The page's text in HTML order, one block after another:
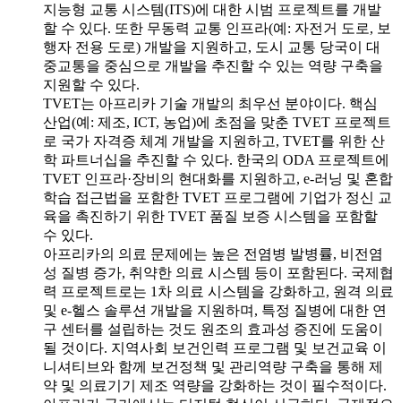
지능형 교통 시스템(ITS)에 대한 시범 프로젝트를 개발
할 수 있다. 또한 무동력 교통 인프라(예: 자전거 도로, 보
행자 전용 도로) 개발을 지원하고, 도시 교통 당국이 대
중교통을 중심으로 개발을 추진할 수 있는 역량 구축을
지원할 수 있다.
TVET는 아프리카 기술 개발의 최우선 분야이다. 핵심
산업(예: 제조, ICT, 농업)에 초점을 맞춘 TVET 프로젝트
로 국가 자격증 체계 개발을 지원하고, TVET를 위한 산
학 파트너십을 추진할 수 있다. 한국의 ODA 프로젝트에
TVET 인프라·장비의 현대화를 지원하고, e-러닝 및 혼합
학습 접근법을 포함한 TVET 프로그램에 기업가 정신 교
육을 촉진하기 위한 TVET 품질 보증 시스템을 포함할
수 있다.
아프리카의 의료 문제에는 높은 전염병 발병률, 비전염
성 질병 증가, 취약한 의료 시스템 등이 포함된다. 국제협
력 프로젝트로는 1차 의료 시스템을 강화하고, 원격 의료
및 e-헬스 솔루션 개발을 지원하며, 특정 질병에 대한 연
구 센터를 설립하는 것도 원조의 효과성 증진에 도움이
될 것이다. 지역사회 보건인력 프로그램 및 보건교육 이
니셔티브와 함께 보건정책 및 관리역량 구축을 통해 제
약 및 의료기기 제조 역량을 강화하는 것이 필수적이다.